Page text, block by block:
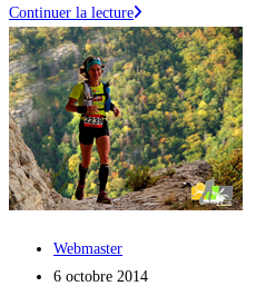
Continuer la lectureLes
splendides
photos
de
Rémi
Fabrègues
!
Auteur/autrice
de
Webmaster
Publication
6 octobre 2014